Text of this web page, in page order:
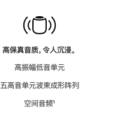
高保真音质，令人沉浸。
高振幅低音单元
五高音单元波束成形阵列
空间音频脚
¹